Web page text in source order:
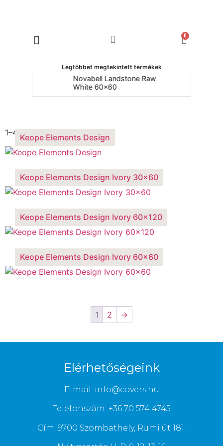
0
Legtöbbet megtekintett termékek
Novabell Landstone Raw
White 60x60
Keope Elements Design
1–4 termék, összesen 7 db
Keope Elements Design
Keope Elements Design Ivory 30×60
Keope Elements Design Ivory 60×120
Keope Elements Design Ivory 60×60
1 2 →
Elérhetőségeink
E-mail: info@covers.hu
Telefonszám: +36 70 574 4745
Cím: 9700 Szombathely, Rumi út 181.